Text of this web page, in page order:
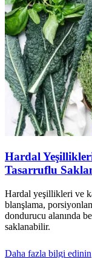
Hardal
Tasarruflu
Hardal yeşillikleri ve
blanşlama,
dondurucu alanında
saklanabilir.
Daha fazla bilgi edinin